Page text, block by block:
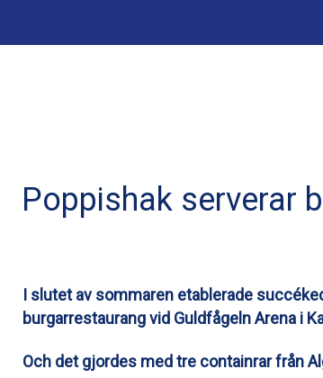
Poppishak serverar
I slutet av sommaren etablerade
burgarrestaurang vid Guldfågeln Arena i
Och det gjordes med tre containrar från